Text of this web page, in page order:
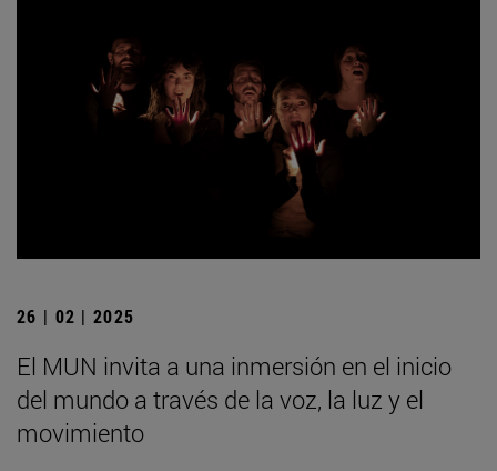
26 | 02 | 2025
El MUN invita a una inmersión en el inicio
del mundo a través de la voz, la luz y el
movimiento